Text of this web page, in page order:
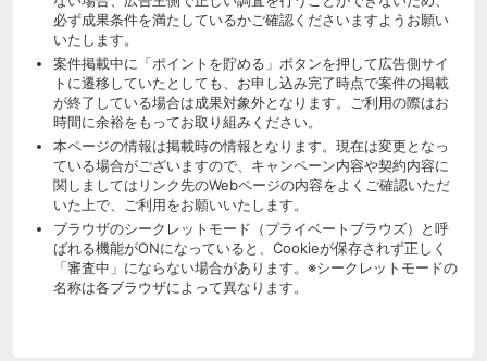
必ず成果条件を満たしているかご確認くださいますようお願い
いたします。
案件掲載中に「ポイントを貯める」ボタンを押して広告側サイ
トに遷移していたとしても、お申し込み完了時点で案件の掲載
が終了している場合は成果対象外となります。ご利用の際はお
時間に余裕をもってお取り組みください。
本ページの情報は掲載時の情報となります。現在は変更となっ
ている場合がございますので、キャンペーン内容や契約内容に
関しましてはリンク先のWebページの内容をよくご確認いただ
いた上で、ご利用をお願いいたします。
ブラウザのシークレットモード（プライベートブラウズ）と呼
ばれる機能がONになっていると、Cookieが保存されず正しく
「審査中」にならない場合があります。※シークレットモードの
名称は各ブラウザによって異なります。